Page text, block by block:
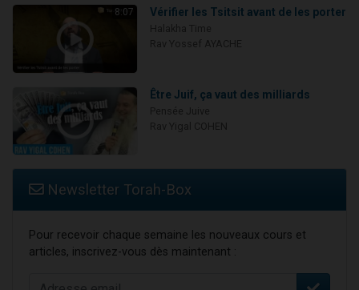
8:07 Vérifier les Tsitsit avant de les porter
Être Juif, ça vaut des milliards
Newsletter Torah-Box
Pour recevoir chaque semaine les nouveaux cours et
articles, inscrivez-vous dès maintenant :